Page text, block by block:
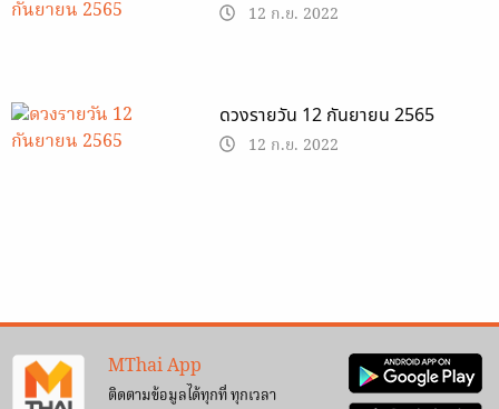
12 ก.ย. 2022
ดวงรายวัน 12 กันยายน 2565
12 ก.ย. 2022
MThai App
ติดตามข้อมูลได้ทุกที่ ทุกเวลา